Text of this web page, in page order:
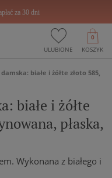
za 30 dni
ULUBIONE KOSZYK
0
białe i żółte złoto 585,
białe i żółte
płaska,
Wykonana z białego i